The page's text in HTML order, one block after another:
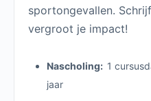
sportongevallen.
vergroot je impact!
Nascholing: 1
jaar